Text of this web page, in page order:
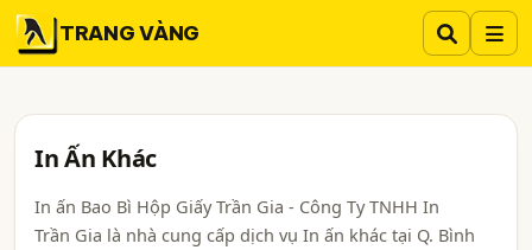
TRANG VÀNG
In Ấn Khác
In ấn Bao Bì Hộp Giấy Trần Gia - Công Ty TNHH In
Trần Gia là nhà cung cấp dịch vụ In ấn khác tại Q. Bình